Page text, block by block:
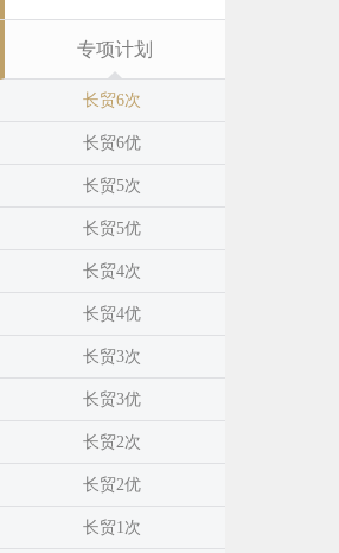
专项计划
长贸6次
长贸6优
长贸5次
长贸5优
长贸4次
长贸4优
长贸3次
长贸3优
长贸2次
长贸2优
长贸1次